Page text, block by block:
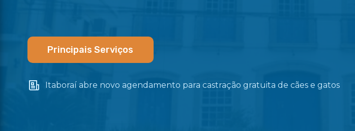
Principais Serviços
Itaboraí abre novo agendamento para castração gratuita de cães e gatos